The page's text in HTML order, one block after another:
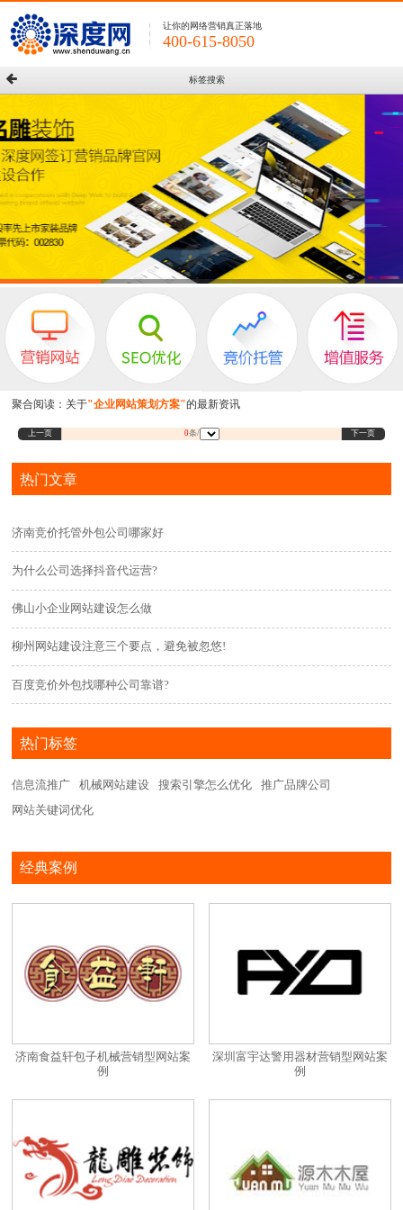
让你的网络营销真正落地
400-615-8050
标签搜索
聚合阅读：关于"企业网站策划方案"的最新资讯
上一页 0条/ 下一页
热门文章
济南竞价托管外包公司哪家好
为什么公司选择抖音代运营?
佛山小企业网站建设怎么做
柳州网站建设注意三个要点，避免被忽悠!
百度竞价外包找哪种公司靠谱?
热门标签
信息流推广 机械网站建设 搜索引擎怎么优化
推广品牌公司
网站关键词优化
经典案例
济南食益轩包子机械营销型网站案
例
深圳富宇达警用器材营销型网站案
例